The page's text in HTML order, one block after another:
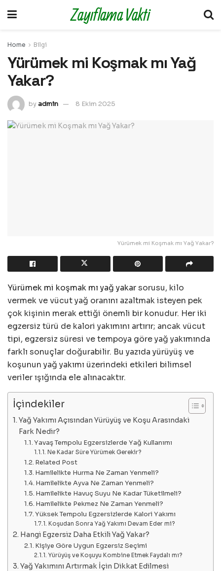
Zayıflama Vakti
Home Bilgi
Yürümek mi Koşmak mı Yağ
Yakar?
byadmin 8 Ekim 2025
Yürümek mi Koşmak mı Yağ Yakar?
Yürümek mi koşmak mı yağ yakarsorusu, kilo
vermek ve vücut yağ oranını azaltmak isteyen pek
çok kişinin merak ettiği önemli bir konudur. Her iki
egzersiz türü de kalori yakımını artırır; ancak vücut
tipi, egzersiz süresi ve tempoya göre yağ yakımında
farklı sonuçlar doğurabilir. Bu yazıda yürüyüş ve
koşunun yağ yakımı üzerindeki etkileri bilimsel
veriler ışığında ele alınacaktır.
İçindekiler
Yağ Yakımı Açısından Yürüyüş ve Koşu Arasındaki
Fark Nedir?
Yavaş Tempolu Egzersizlerde Yağ Kullanımı
Ne Kadar Süre Yürümek Gerekir?
Related Post
Hamilelikte Hurma Ne Zaman Yenmeli?
Hamilelikte Ayva Ne Zaman Yenmeli?
Hamilelikte Havuç Suyu Ne Kadar Tüketilmeli?
Hamilelikte Pekmez Ne Zaman Yenmeli?
Yüksek Tempolu Egzersizlerde Kalori Yakımı
Koşudan Sonra Yağ Yakımı Devam Eder mi?
Hangi Egzersiz Daha Etkili Yağ Yakar?
Kişiye Göre Uygun Egzersiz Seçimi
Yürüyüş ve Koşuyu Kombine Etmek Faydalı mı?
Yağ Yakımını Artırmak İçin Dikkat Edilmesi